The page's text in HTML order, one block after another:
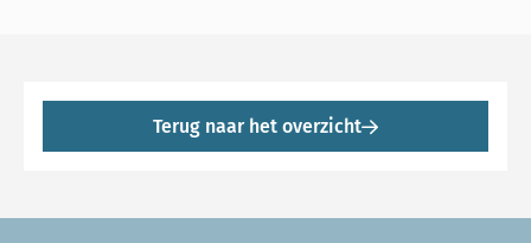
Terug naar het overzicht